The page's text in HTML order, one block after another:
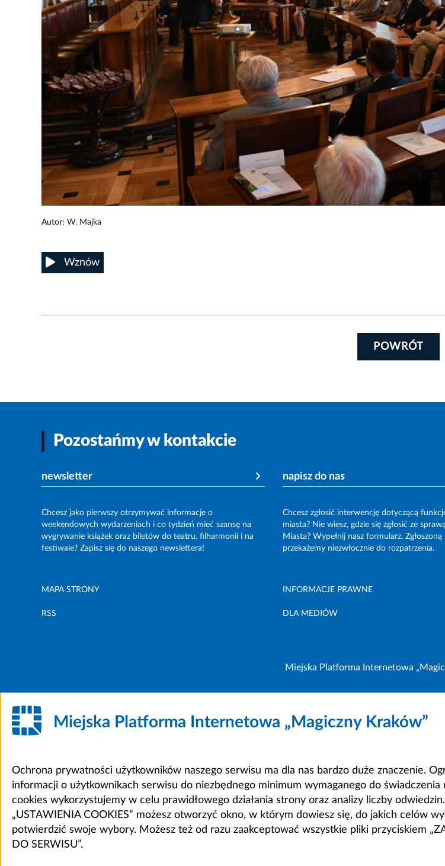
Autor: W. Majka
Wznów
POWRÓT
Pozostańmy w kontakcie
newsletter
Chcesz jako pierwszy otrzymywać informacje o
weekendowych wydarzeniach i co tydzień mieć szansę na
wygrywanie książek oraz biletów do teatru, filharmonii i na
festiwale? Zapisz się do naszego newslettera!
napisz do nas
Chcesz zgłosić interwencję dotyczącą
miasta? Nie wiesz, gdzie się zgłosić ze
Miasta? Wypełnij nasz formularz. Zgłoszoną
przekażemy niezwłocznie do rozpatrzenia.
MAPA STRONY INFORMACJE PRAWNE
RSS DLA MEDIÓW
Miejska Platforma Internetowa
Miejska Platforma Internetowa „Magiczny Kraków”
Ochrona prywatności użytkowników naszego serwisu ma dla nas bardzo duże znaczenie.
informacji o użytkownikach serwisu do niezbędnego minimum wymaganego do świadczenia
cookies wykorzystujemy w celu prawidłowego działania strony oraz analizy liczby
„USTAWIENIA COOKIES” możesz otworzyć okno, w którym dowiesz się, do jakich celów
potwierdzić swoje wybory. Możesz też od razu zaakceptować wszystkie pliki przyciskiem
DO SERWISU”.